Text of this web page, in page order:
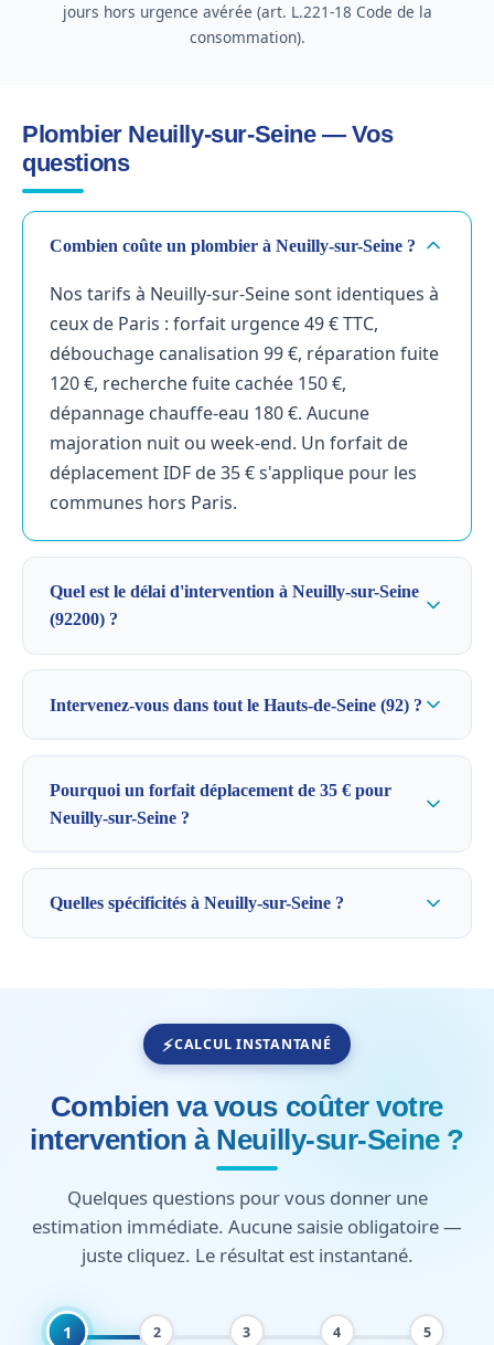
jours hors urgence avérée (art. L.221-18 Code de la
consommation).
Plombier Neuilly-sur-Seine — Vos
questions
Combien coûte un plombier à Neuilly-sur-Seine ?
Nos tarifs à Neuilly-sur-Seine sont identiques à
ceux de Paris : forfait urgence 49 € TTC,
débouchage canalisation 99 €, réparation fuite
120 €, recherche fuite cachée 150 €,
dépannage chauffe-eau 180 €. Aucune
majoration nuit ou week-end. Un forfait de
déplacement IDF de 35 € s'applique pour les
communes hors Paris.
Quel est le délai d'intervention à Neuilly-sur-Seine
(92200) ?
Intervenez-vous dans tout le Hauts-de-Seine (92) ?
Pourquoi un forfait déplacement de 35 € pour
Neuilly-sur-Seine ?
Quelles spécificités à Neuilly-sur-Seine ?
CALCUL INSTANTANÉ
Combien va vous coûter votre
intervention à Neuilly-sur-Seine ?
Quelques questions pour vous donner une
estimation immédiate. Aucune saisie obligatoire —
juste cliquez. Le résultat est instantané.
1 2 3 4 5